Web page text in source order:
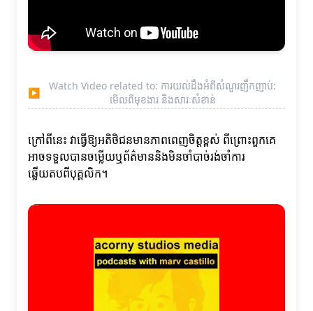
▶
Watch Video related to: ការយល់ដឹងអំពីសំណួរញឹកញាប់:
មើលពីមុខងារ និងសារៈសំខាន់
ក្រៅពីនេះ វាធ្វើឱ្យអតិថិជនមានភាពពេញចិត្តខ្ពស់ ពីព្រោះពួកគេ
អាចទទួលបានចម្លើយឬព័ត៌មាននិងមិនចាំបាច់រង់ចាំការ
ឆ្លើយតបពីបុគ្គលិក។